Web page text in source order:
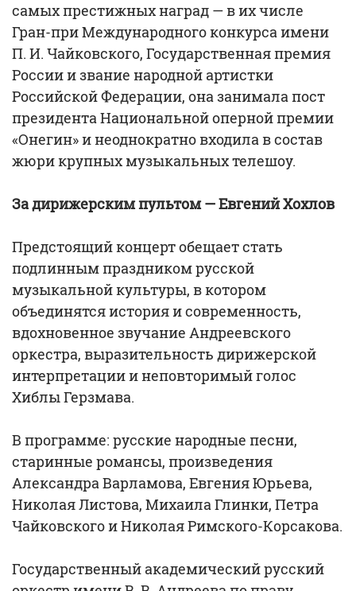
самых престижных наград — в их числе
Гран-при Международного конкурса имени
П. И. Чайковского, Государственная премия
России и звание народной артистки
Российской Федерации, она занимала пост
президента Национальной оперной премии
«Онегин» и неоднократно входила в состав
жюри крупных музыкальных телешоу.
За дирижерским пультом — Евгений Хохлов
Предстоящий концерт обещает стать
подлинным праздником русской
музыкальной культуры, в котором
объединятся история и современность,
вдохновенное звучание Андреевского
оркестра, выразительность дирижерской
интерпретации и неповторимый голос
Хиблы Герзмава.
В программе: русские народные песни,
старинные романсы, произведения
Александра Варламова, Евгения Юрьева,
Николая Листова, Михаила Глинки, Петра
Чайковского и Николая Римского-Корсакова.
Государственный академический русский